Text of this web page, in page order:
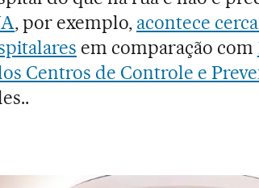
, por exemplo, acontece
em comparação com
Centros de Controle e